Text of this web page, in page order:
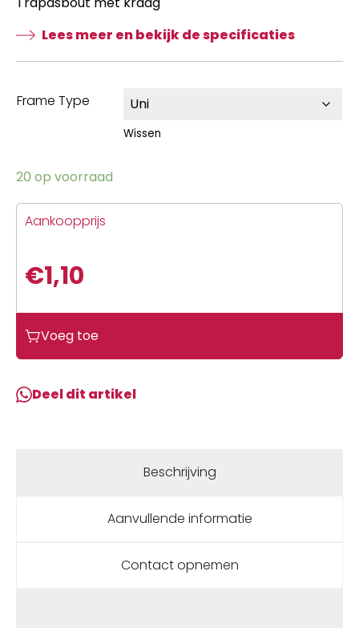
Lees meer en bekijk de specificaties
Frame Type
Wissen
20 op voorraad
Aankoopprijs
€1,10
Voeg toe
Deel dit artikel
Beschrijving
Aanvullende informatie
Contact opnemen